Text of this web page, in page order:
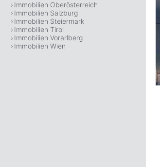
Immobilien Oberösterreich
Immobilien Salzburg
Immobilien Steiermark
Immobilien Tirol
Immobilien Vorarlberg
Immobilien Wien